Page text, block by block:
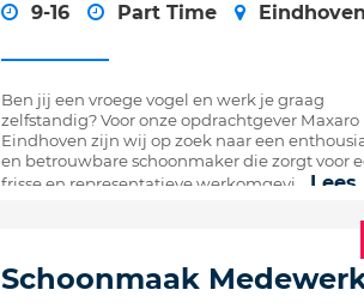
9-16 Part Time Eindhoven
Ben jij een vroege vogel en werk je graag
zelfstandig? Voor onze opdrachtgever Maxaro
Eindhoven zijn wij op zoek naar een
en betrouwbare schoonmaker die zorgt voor
frisse en representatieve werkomgevi...
Lees
Schoonmaak